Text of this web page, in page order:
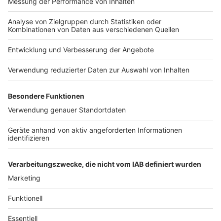
„NOTAUFNAHME20“
bekommt ihr 20 % Rabatt
auf alle Kleidungsstücke.
euch hochwertige und
https://www.7days.de/nota
ufnahme WERBUNG Hier
Werbepartnern und
„NotAufnahme“:
https://linktr.ee/notaufnah
Schickt gerne eine E-Mail
Werbepartnern und „NotAufnahme“:
https://linktr.ee/notaufnahme Ihr möchtet
Werbung in diesem Podcast schalten? Schickt
gerne eine E-Mail an: hallo@podever.de
Nutzungsbedingungen
Jobs
Presse
Werben
Archiv
ANTENNE BAYERN GROUP
Stiftung ANTENNE BAYERN
hilft
Teilnahmebedingungen
Grounding Page ANTENNE
BAYERN
Kontakt
Studio-Hotline
Verkehrs-Hotline